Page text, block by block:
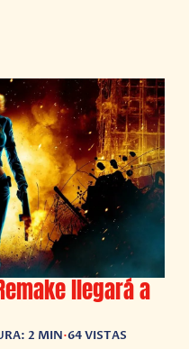
llegará a
2 MIN•64 VISTAS